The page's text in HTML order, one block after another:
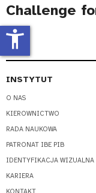
Challenge
INSTYTUT
O NAS
KIEROWNICTWO
RADA NAUKOWA
PATRONAT IBE PIB
IDENTYFIKACJA WIZUALNA
KARIERA
accessibility_new